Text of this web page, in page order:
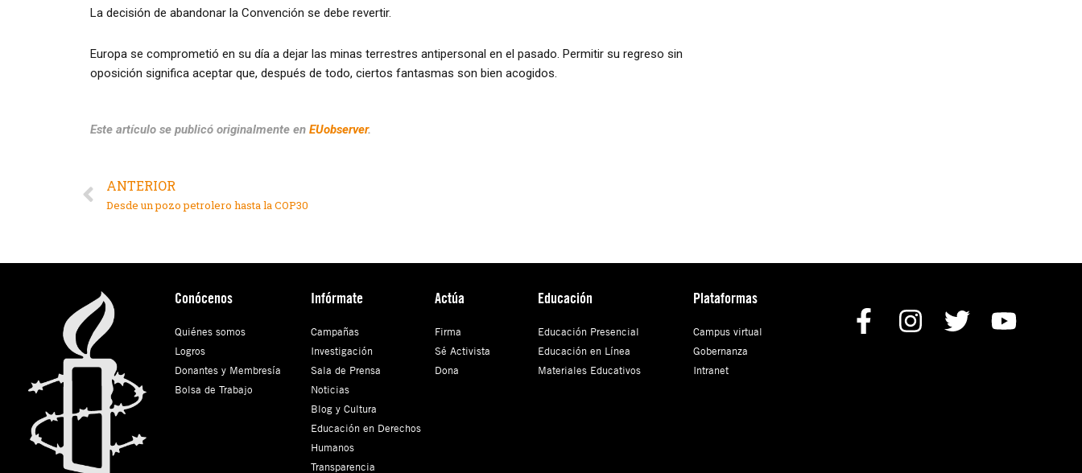
La decisión de abandonar la Convención se debe revertir.
Europa se comprometió en su día a dejar las minas terrestres antipersonal en el pasado. Permitir su regreso sin
oposición significa aceptar que, después de todo, ciertos fantasmas son bien acogidos.
Este artículo se publicó originalmente en EUobserver.
ANTERIOR
Desde un pozo petrolero hasta la COP30
Conócenos
Quiénes somos
Logros
Donantes y Membresía
Bolsa de Trabajo
Infórmate
Campañas
Investigación
Sala de Prensa
Noticias
Blog y Cultura
Educación en Derechos
Humanos
Transparencia
Actúa
Firma
Sé Activista
Dona
Educación
Educación Presencial
Educación en Línea
Materiales Educativos
Plataformas
Campus virtual
Gobernanza
Intranet